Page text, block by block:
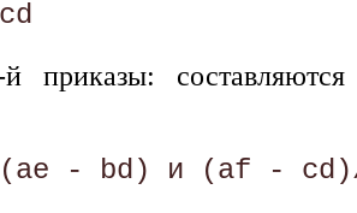
приказы: составляются